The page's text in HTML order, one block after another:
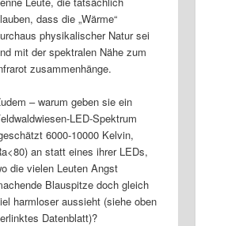
dass die „Wärme“
physikalischer Natur sei
mit der spektralen Nähe zum
zusammenhänge.
– warum geben sie ein
LED-Spektrum
6000-10000 Kelvin,
an statt eines ihrer LEDs,
die vielen Leuten Angst
Blauspitze doch gleich
harmloser aussieht (siehe oben
Datenblatt)?